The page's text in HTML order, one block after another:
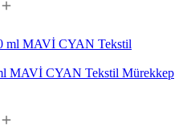
MAVİ CYAN Tekstil Mürekkep